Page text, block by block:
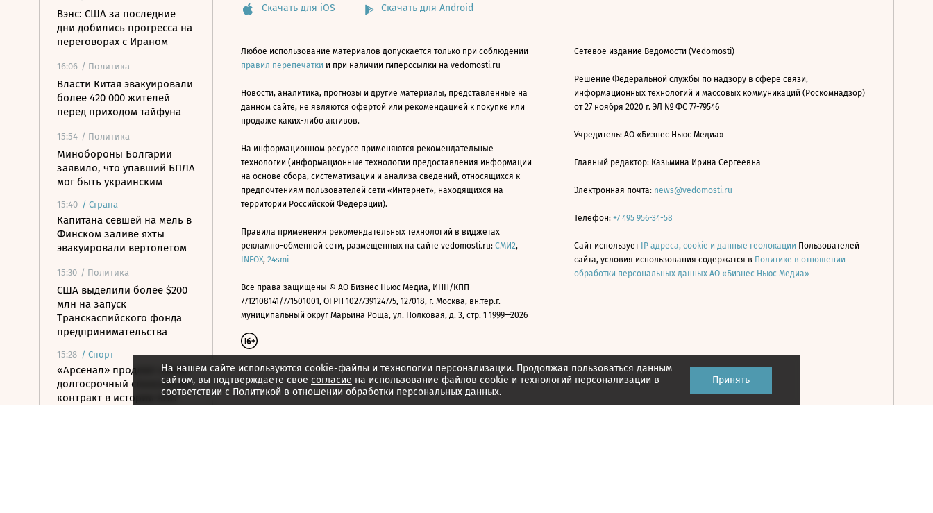
Вэнс: США за последние
дни добились прогресса на
переговорах с Ираном
16:06 / Политика
Власти Китая эвакуировали
более 420 000 жителей
перед приходом тайфуна
15:54 / Политика
Минобороны Болгарии
заявило, что упавший БПЛА
мог быть украинским
15:40 / Страна
Капитана севшей на мель в
Финском заливе яхты
эвакуировали вертолетом
15:30 / Политика
США выделили более $200
млн на запуск
Транскаспийского фонда
предпринимательства
15:28 / Спорт
«Арсенал» продлил самый
долгосрочный спонсоркий
контракт в истории АПЛ
На нашем сайте используются cookie-файлы и технологии персонализации. Продолжая пользоваться данным
сайтом, вы подтверждаете свое согласие на использование файлов cookie и технологий персонализации в
соответствии с Политикой в отношении обработки персональных данных.
Принять
Скачать для iOS Скачать для Android
Любое использование материалов допускается только при соблюдении
правил перепечатки и при наличии гиперссылки на vedomosti.ru
Новости, аналитика, прогнозы и другие материалы, представленные на
данном сайте, не являются офертой или рекомендацией к покупке или
продаже каких-либо активов.
На информационном ресурсе применяются рекомендательные
технологии (информационные технологии предоставления информации
на основе сбора, систематизации и анализа сведений, относящихся к
предпочтениям пользователей сети «Интернет», находящихся на
территории Российской Федерации).
Правила применения рекомендательных технологий в виджетах
рекламно-обменной сети, размещенных на сайте vedomosti.ru: СМИ2,
INFOX, 24smi
Все права защищены © АО Бизнес Ньюс Медиа, ИНН/КПП
7712108141/771501001, ОГРН 1027739124775, 127018, г. Москва, вн.тер.г.
муниципальный округ Марьина Роща, ул. Полковая, д. 3, стр. 1 1999—2026
Сетевое издание Ведомости (Vedomosti)
Решение Федеральной службы по надзору в сфере связи,
информационных технологий и массовых коммуникаций (Роскомнадзор)
от 27 ноября 2020 г. ЭЛ № ФС 77-79546
Учредитель: АО «Бизнес Ньюс Медиа»
Главный редактор: Казьмина Ирина Сергеевна
Электронная почта: news@vedomosti.ru
Телефон: +7 495 956-34-58
Сайт использует IP адреса, cookie и данные геолокации Пользователей
сайта, условия использования содержатся в Политике в отношении
обработки персональных данных АО «Бизнес Ньюс Медиа»